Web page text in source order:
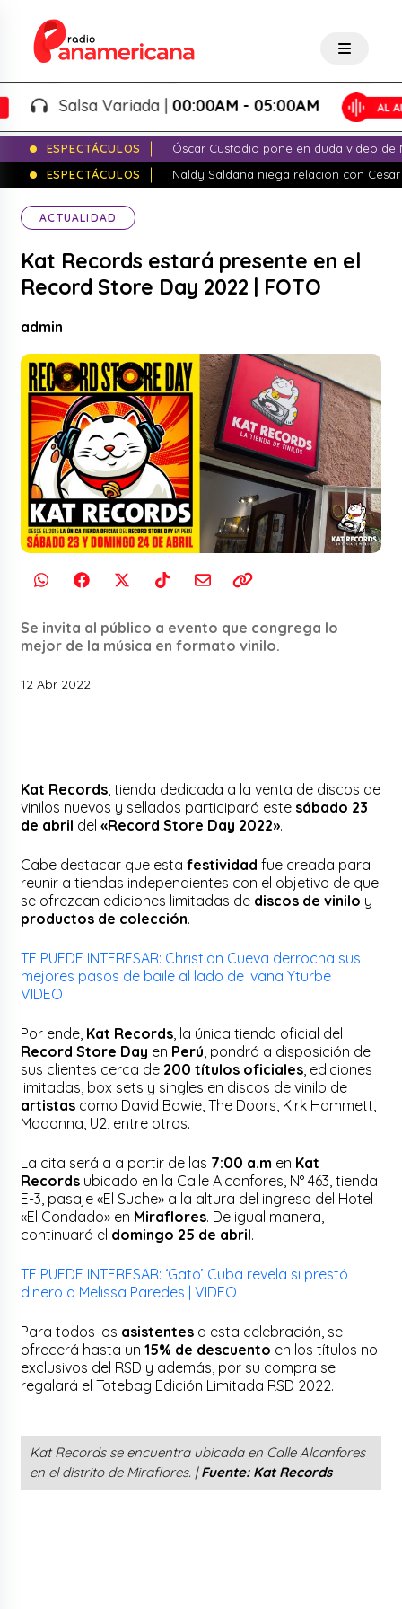
Salsa Variada |00:00AM - 05:00AM
ESPECTÁCULOS
Óscar Custodio pone en duda video de
ESPECTÁCULOS
Naldy Saldaña niega relación con
ACTUALIDAD
Kat Records estará presente en el
Record Store Day 2022 | FOTO
admin
Se invita al público a evento que congrega lo
mejor de la música en formato vinilo.
12 Abr 2022
Kat Records , tienda dedicada a la venta de discos de
vinilos nuevos y sellados participará este sábado 23
de abril del«Record Store Day 2022».
Cabe destacar que estafestividadfue creada para
reunir a tiendas independientes con el objetivo de que
se ofrezcan ediciones limitadas de discos de vinilo y
productos de colección.
TE PUEDE INTERESAR: Christian Cueva derrocha sus
mejores pasos de baile al lado de Ivana Yturbe |
VIDEO
Por ende, Kat Records , la única tienda oficial del
Record Store Day en Perú , pondrá a disposición de
sus clientes cerca de 200 títulos oficiales , ediciones
limitadas, box sets y singles en discos de vinilo de
artistas como David Bowie, The Doors, Kirk Hammett,
Madonna, U2, entre otros.
La cita será a a partir de las 7:00 a.m en Kat
Records ubicado en la Calle Alcanfores, N° 463, tienda
E-3, pasaje «El Suche» a la altura del ingreso del Hotel
«El Condado» en Miraflores. De igual manera,
continuará el domingo 25 de abril.
TE PUEDE INTERESAR: ‘Gato’ Cuba revela si prestó
dinero a Melissa Paredes | VIDEO
Para todos los asistentes a esta celebración, se
ofrecerá hasta un15% de descuento en los títulos no
exclusivos del RSD y además, por su compra se
regalará el Totebag Edición Limitada RSD 2022.
Kat Records se encuentra ubicada en Calle Alcanfores
en el distrito de Miraflores. |Fuente: Kat Records